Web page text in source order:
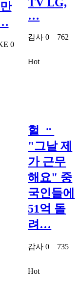
0
…
감사 0 762
Hot
헐 ᆢ
"그날 제
가 근무
해요" 중
국인들에
51억 돌
려…
감사 0 735
Hot